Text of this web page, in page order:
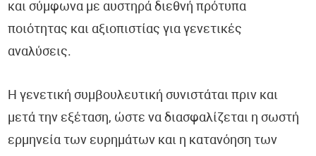
και σύμφωνα με αυστηρά διεθνή πρότυπα
ποιότητας και αξιοπιστίας για γενετικές
αναλύσεις.
Η γενετική συμβουλευτική συνιστάται πριν και
μετά την εξέταση, ώστε να διασφαλίζεται η σωστή
ερμηνεία των ευρημάτων και η κατανόηση των